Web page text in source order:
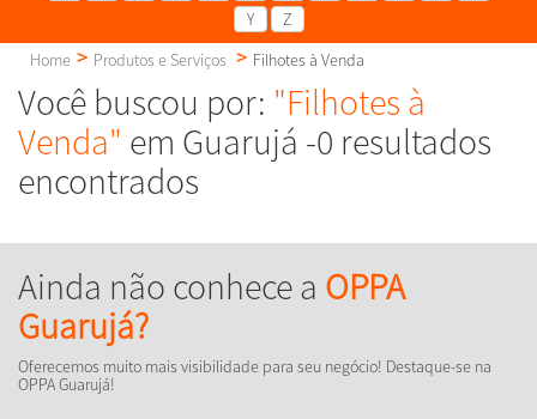
Y
Z
Home
Produtos e Serviços Filhotes à Venda
Você buscou por: "Filhotes à
Venda" em Guarujá -0 resultados
encontrados
Ainda não conhece a OPPA
Guarujá?
Oferecemos muito mais visibilidade para seu negócio! Destaque-se na
OPPA Guarujá!